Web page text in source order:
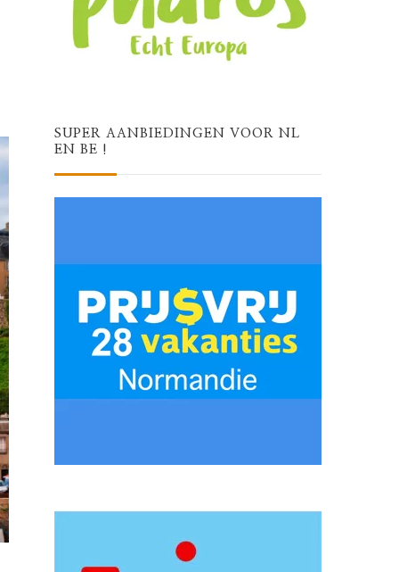
SUPER AANBIEDINGEN VOOR NL
EN BE !